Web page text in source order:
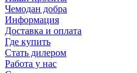
Чемодан добра
Информация
Доставка и оплата
Где купить
Стать дилером
Работа у нас